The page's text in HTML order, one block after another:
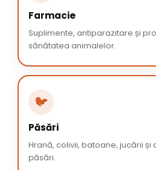
Farmacie
Suplimente, antiparazitare și
sănătatea animalelor.
🐦
Păsări
Hrană, colivii, batoane, jucării și
păsări.